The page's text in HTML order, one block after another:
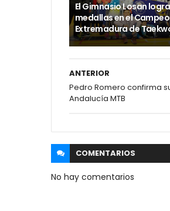
El Gimnasio Losan
medallas en el
Extremadura de
ANTERIOR
Pedro Romero confirma
Andalucía MTB
COMENTARIOS
No hay comentarios